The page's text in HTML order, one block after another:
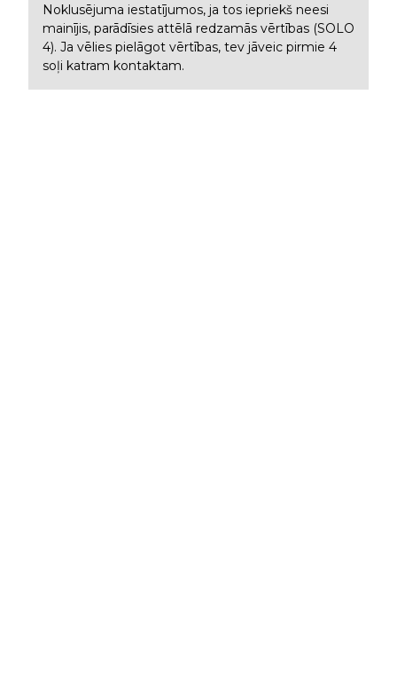
Noklusējuma iestatījumos, ja tos iepriekš neesi
mainījis, parādīsies attēlā redzamās vērtības (SOLO
4). Ja vēlies pielāgot vērtības, tev jāveic pirmie 4
soļi katram kontaktam.